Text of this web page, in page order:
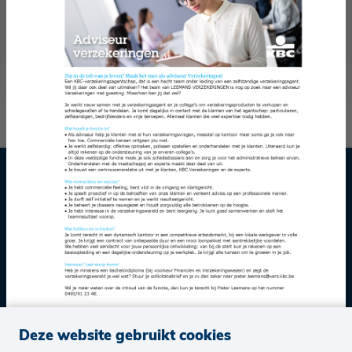
Werken in ons agentschap? Wij werven aan!
Meer info
Kantoor Asse
02 452 31 33
kantoor.leemans@verz.kbc.be
Kantoor Zellik
02 452 31 33
kantoor.leemans@verz.kbc.be
Deze website gebruikt cookies